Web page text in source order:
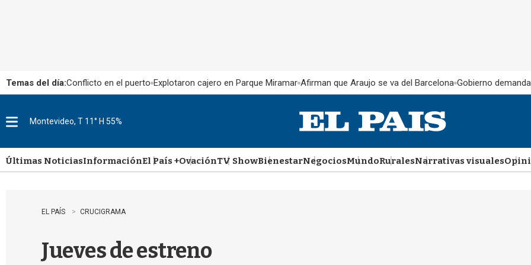
Temas del día:Conflicto en el puerto Explotaron cajero en Parque Miramar Afirman que Araujo se va del Barcelona Gobierno
u
Montevideo, T 11° H 55%
Últimas NoticiasInformaciónEl País +OvaciónTV ShowBienestarNegociosMundoRuralesNarrativas visuales
EL PAÍS CRUCIGRAMA
Jueves de estreno